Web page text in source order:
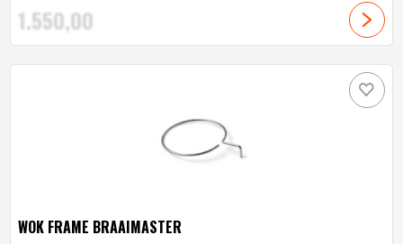
1.550,00
WOK FRAME BRAAIMASTER